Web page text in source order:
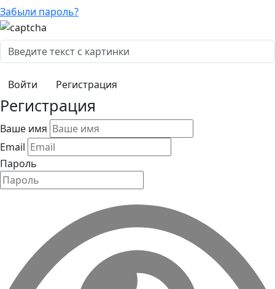
Забыли пароль?
Регистрация
Регистрация
Ваше имя
Email
Пароль